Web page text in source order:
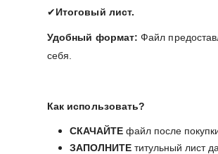
✔Итоговый лист.
Удобный формат:Файл
себя.
Как использовать?
СКАЧАЙТЕ файл после
ЗАПОЛНИТЕ титульный лист